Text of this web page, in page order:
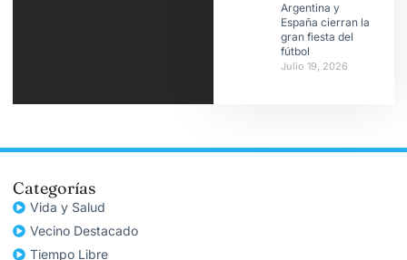
Argentina y
España cierran la
gran fiesta del
fútbol
Julio 19, 2026
Categorías
Vida y Salud
Vecino Destacado
Tiempo Libre